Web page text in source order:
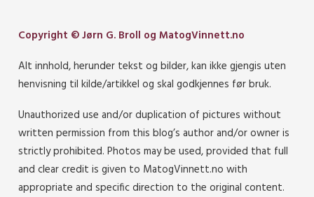
Copyright © Jørn G. Broll og MatogVinnett.no
Alt innhold, herunder tekst og bilder, kan ikke gjengis uten
henvisning til kilde/artikkel og skal godkjennes før bruk.
Unauthorized use and/or duplication of pictures without
written permission from this blog’s author and/or owner is
strictly prohibited. Photos may be used, provided that full
and clear credit is given to MatogVinnett.no with
appropriate and specific direction to the original content.